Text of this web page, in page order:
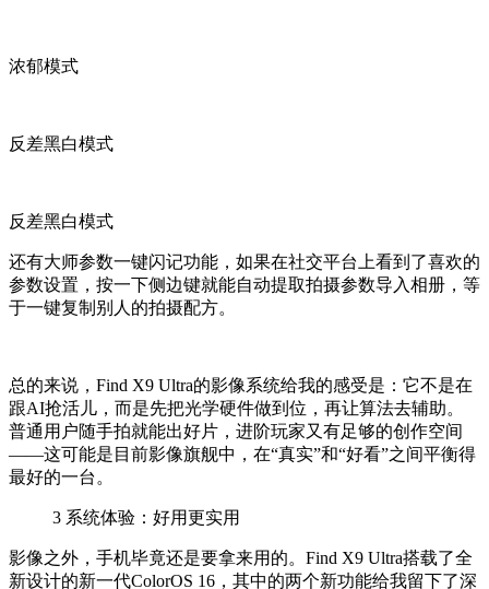
浓郁模式
反差黑白模式
反差黑白模式
还有大师参数一键闪记功能，如果在社交平台上看到了喜欢的
参数设置，按一下侧边键就能自动提取拍摄参数导入相册，等
于一键复制别人的拍摄配方。
总的来说，Find X9 Ultra的影像系统给我的感受是：它不是在
跟AI抢活儿，而是先把光学硬件做到位，再让算法去辅助。
普通用户随手拍就能出好片，进阶玩家又有足够的创作空间
——这可能是目前影像旗舰中，在“真实”和“好看”之间平衡得
最好的一台。
3 系统体验：好用更实用
影像之外，手机毕竟还是要拿来用的。Find X9 Ultra搭载了全
新设计的新一代ColorOS 16，其中的两个新功能给我留下了深